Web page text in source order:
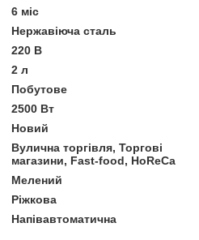
6 міс
Нержавіюча сталь
220 В
2 л
Побутове
2500 Вт
Новий
Вулична торгівля, Торгові
магазини, Fast-food, HoReCa
Мелений
Ріжкова
Напівавтоматична